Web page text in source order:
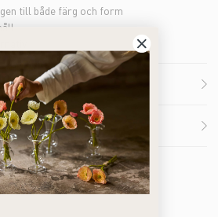
till både färg och form